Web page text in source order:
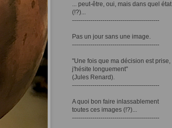
... peut-être, oui, mais dans quel état
(!?)...
-------------------------------------------
Pas un jour sans une image.
-------------------------------------------
"Une fois que ma décision est prise,
j'hésite longuement"
(Jules Renard).
-------------------------------------------
A quoi bon faire inlassablement
toutes ces images (!?)...
-------------------------------------------